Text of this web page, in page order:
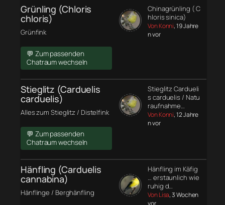
Grünling (Chloris
chloris)
Grünfink
💬 Zum passenden
Chatraum wechseln
Chinagrünling ( C
hloris sinica)
Von Konni, 19 Jahre
n vor
Stieglitz (Carduelis
carduelis)
Alles zum Stieglitz / Distelfink
💬 Zum passenden
Chatraum wechseln
Stieglitz Cardueli
s carduelis / Natu
raufnahme…
Von Konni, 12 Jahre
n vor
Hänfling (Carduelis
cannabina)
Hänflinge / Berghänfling
Hänfling im Käfig
… erstaunlich wie
ruhig d…
Von Lisa, 3 Wochen